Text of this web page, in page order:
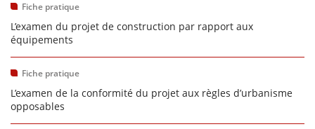
Fiche pratique
L’examen du projet de construction par rapport aux
équipements
Fiche pratique
L’examen de la conformité du projet aux règles d’urbanisme
opposables